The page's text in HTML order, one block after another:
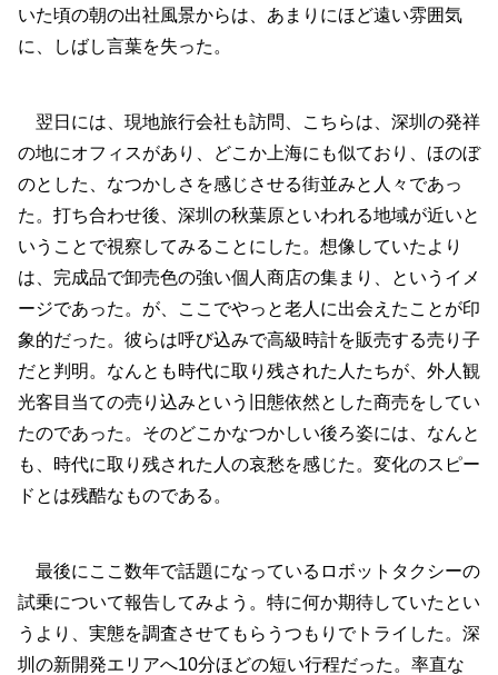
いた頃の朝の出社風景からは、あまりにほど遠い雰囲気
に、しばし言葉を失った。
翌日には、現地旅行会社も訪問、こちらは、深圳の発祥
の地にオフィスがあり、どこか上海にも似ており、ほのぼ
のとした、なつかしさを感じさせる街並みと人々であっ
た。打ち合わせ後、深圳の秋葉原といわれる地域が近いと
いうことで視察してみることにした。想像していたより
は、完成品で卸売色の強い個人商店の集まり、というイメ
ージであった。が、ここでやっと老人に出会えたことが印
象的だった。彼らは呼び込みで高級時計を販売する売り子
だと判明。なんとも時代に取り残された人たちが、外人観
光客目当ての売り込みという旧態依然とした商売をしてい
たのであった。そのどこかなつかしい後ろ姿には、なんと
も、時代に取り残された人の哀愁を感じた。変化のスピー
ドとは残酷なものである。
最後にここ数年で話題になっているロボットタクシーの
試乗について報告してみよう。特に何か期待していたとい
うより、実態を調査させてもらうつもりでトライした。深
圳の新開発エリアへ10分ほどの短い行程だった。率直な